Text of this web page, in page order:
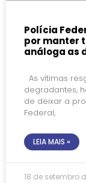
Polícia
por manter
análoga as
As vítimas
degradantes,
de deixar a
Federal,
LEIA MAIS »
18 de setembro